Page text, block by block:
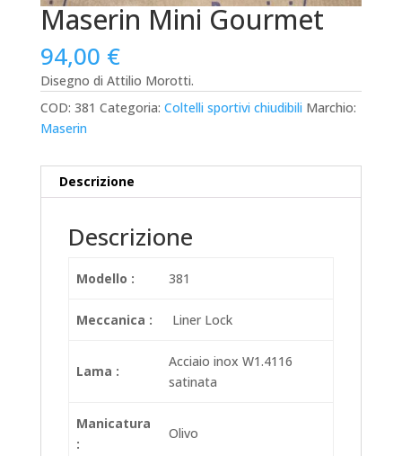
Maserin Mini Gourmet
94,00 €
Disegno di Attilio Morotti.
COD: 381 Categoria: Coltelli sportivi chiudibili Marchio:
Maserin
Descrizione
Descrizione
Modello : 381
Meccanica : Liner Lock
Lama :
Acciaio inox W1.4116
satinata
Manicatura
:
Olivo